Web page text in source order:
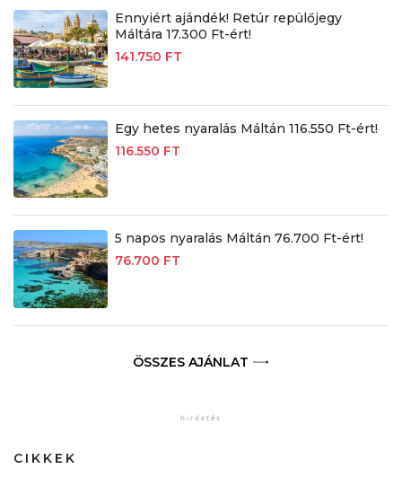
Ennyiért ajándék! Retúr repülőjegy
Máltára 17.300 Ft-ért!
141.750 FT
Egy hetes nyaralás Máltán 116.550 Ft-ért!
116.550 FT
5 napos nyaralás Máltán 76.700 Ft-ért!
76.700 FT
ÖSSZES AJÁNLAT
CIKKEK